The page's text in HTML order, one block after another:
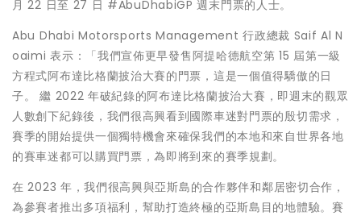
月 22 日至 27 日 #AbuDhabiGP 週末門票的人士。
Abu Dhabi Motorsports Management 行政總裁 Saif Al N
oaimi 表示：「我們宣佈更早發售阿提哈德航空第 15 屆第一級
方程式阿布達比格蘭披治大賽的門票，這是一個值得驕傲的日
子。 繼 2022 年破紀錄的阿布達比格蘭披治大賽，即週末的觀眾
人數創下紀錄後，我們很高興看到國際車迷對門票的殷切需求，
賽季的開始提供一個獨特機會來確保我們的本地和來自世界各地
的賽車迷都可以購買門票，為即將到來的賽季規劃。
在 2023 年，我們很高興與亞斯島的合作夥伴和鄰居密切合作，
為參賽者推出多項福利，幫助打造終極的亞斯島目的地體驗。賽